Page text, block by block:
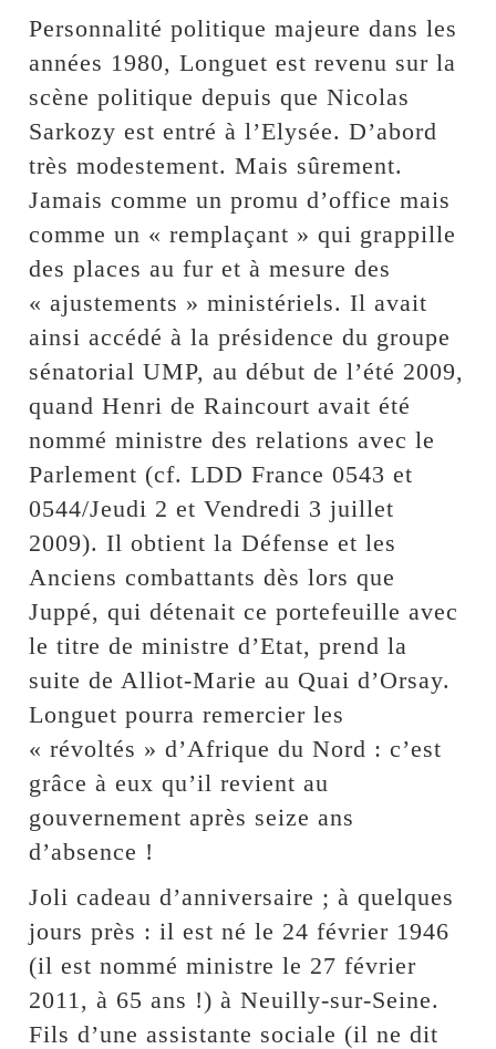
Personnalité politique majeure dans les
années 1980, Longuet est revenu sur la
scène politique depuis que Nicolas
Sarkozy est entré à l’Elysée. D’abord
très modestement. Mais sûrement.
Jamais comme un promu d’office mais
comme un « remplaçant » qui grappille
des places au fur et à mesure des
« ajustements » ministériels. Il avait
ainsi accédé à la présidence du groupe
sénatorial UMP, au début de l’été 2009,
quand Henri de Raincourt avait été
nommé ministre des relations avec le
Parlement (cf. LDD France 0543 et
0544/Jeudi 2 et Vendredi 3 juillet
2009). Il obtient la Défense et les
Anciens combattants dès lors que
Juppé, qui détenait ce portefeuille avec
le titre de ministre d’Etat, prend la
suite de Alliot-Marie au Quai d’Orsay.
Longuet pourra remercier les
« révoltés » d’Afrique du Nord : c’est
grâce à eux qu’il revient au
gouvernement après seize ans
d’absence !
Joli cadeau d’anniversaire ; à quelques
jours près : il est né le 24 février 1946
(il est nommé ministre le 27 février
2011, à 65 ans !) à Neuilly-sur-Seine.
Fils d’une assistante sociale (il ne dit